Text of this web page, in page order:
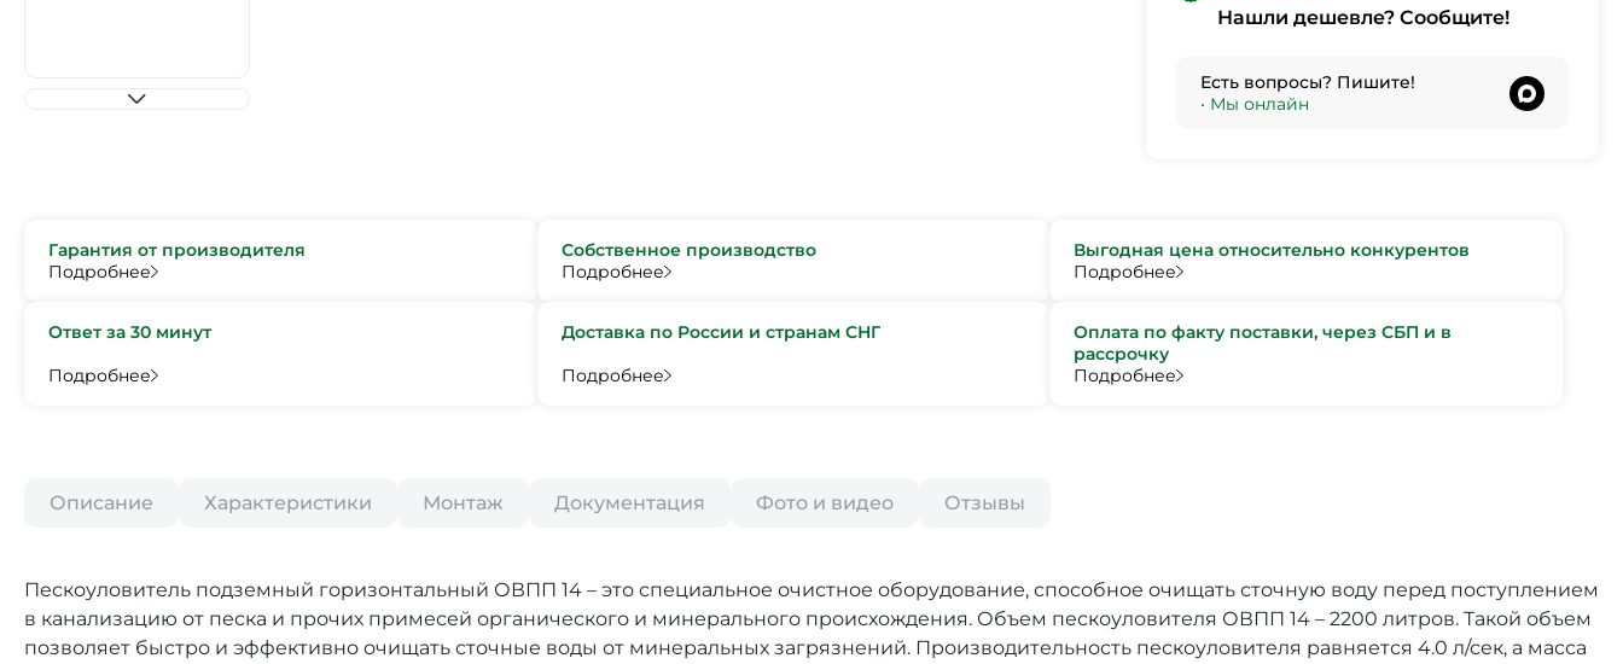
Нашли дешевле? Сообщите!
Есть вопросы? Пишите!
• Мы онлайн
Гарантия от производителя
Подробнее
Собственное производство
Подробнее
Выгодная цена относительно конкурентов
Подробнее
Ответ за 30 минут
Подробнее
Доставка по России и странам СНГ
Подробнее
Оплата по факту поставки, через СБП и в
рассрочку
Подробнее
Описание Характеристики Монтаж Документация Фото и видео Отзывы
Пескоуловитель подземный горизонтальный ОВПП 14 – это специальное очистное оборудование, способное очищать сточную воду перед поступлением
в канализацию от песка и прочих примесей органического и минерального происхождения. Объем пескоуловителя ОВПП 14 – 2200 литров. Такой объем
позволяет быстро и эффективно очищать сточные воды от минеральных загрязнений. Производительность пескоуловителя равняется 4.0 л/сек, а масса